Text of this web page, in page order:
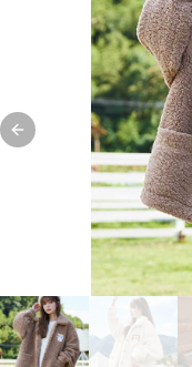
Previous slide